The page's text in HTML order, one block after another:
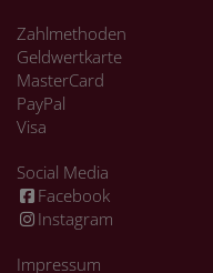
Zahlmethoden
Geldwertkarte
MasterCard
PayPal
Visa
Social Media
Facebook
Instagram
Impressum